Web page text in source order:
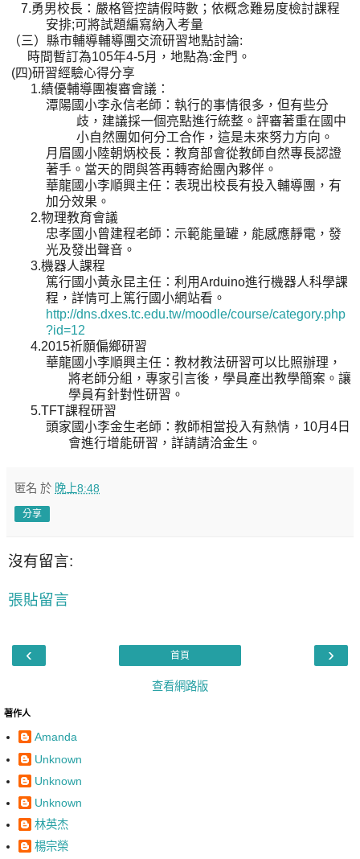
7.勇男校長：嚴格管控請假時數；依概念難易度檢討課程
安排;可將試題編寫納入考量
（三）縣市輔導輔導團交流研習地點討論:
時間暫訂為105年4-5月，地點為:金門。
(四)研習經驗心得分享
1.績優輔導團複審會議：
潭陽國小李永信老師：執行的事情很多，但有些分
歧，建議採一個亮點進行統整。評審著重在國中
小自然團如何分工合作，這是未來努力方向。
月眉國小陸朝炳校長：教育部會從教師自然專長認證
著手。當天的問與答再轉寄給團內夥伴。
華龍國小李順興主任：表現出校長有投入輔導團，有
加分效果。
2.物理教育會議
忠孝國小曾建程老師：示範能量罐，能感應靜電，發
光及發出聲音。
3.機器人課程
篤行國小黃永昆主任：利用Arduino進行機器人科學課
程，詳情可上篤行國小網站看。
http://dns.dxes.tc.edu.tw/moodle/course/category.php
?id=12
4.2015祈願偏鄉研習
華龍國小李順興主任：教材教法研習可以比照辦理，
將老師分組，專家引言後，學員產出教學簡案。讓
學員有針對性研習。
5.TFT課程研習
頭家國小李金生老師：教師相當投入有熱情， 10月4 日
會進行增能研習，詳請請洽金生。
匿名 於 晚上8:48
分享
沒有留言:
張貼留言
‹ ›
首頁
查看網路版
著作人
Amanda
Unknown
Unknown
Unknown
林英杰
楊宗榮